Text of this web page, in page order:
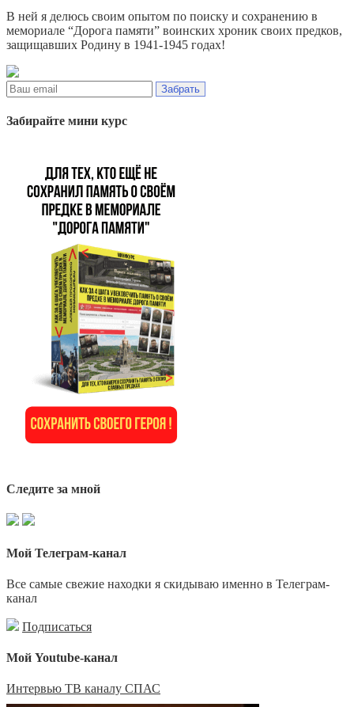
В ней я делюсь своим опытом по поиску и сохранению в
мемориале “Дорога памяти” воинских хроник своих предков,
защищавших Родину в 1941-1945 годах!
Забрать
Забирайте мини курс
Следите за мной
Мой Телеграм-канал
Все самые свежие находки я скидываю именно в Телеграм-
канал
Подписаться
Мой Youtube-канал
Интервью ТВ каналу СПАС